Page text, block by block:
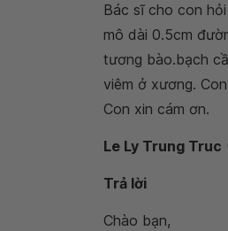
Bác sĩ cho con
mô dài 0.5cm
tương bào.bạch
viêm ở xương.
Con xin cám ơn.
Le Ly Trung Truc
Trả lời
Chào bạn,